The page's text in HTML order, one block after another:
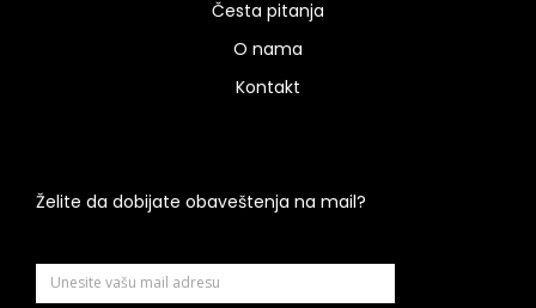
Česta pitanja
O nama
Kontakt
Želite da dobijate obaveštenja na mail?